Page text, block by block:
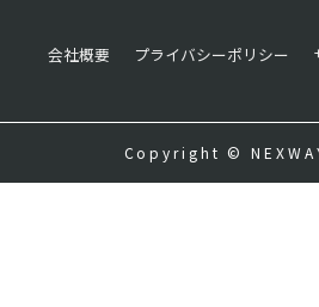
会社概要 プライバシーポリシー
Copyright ©